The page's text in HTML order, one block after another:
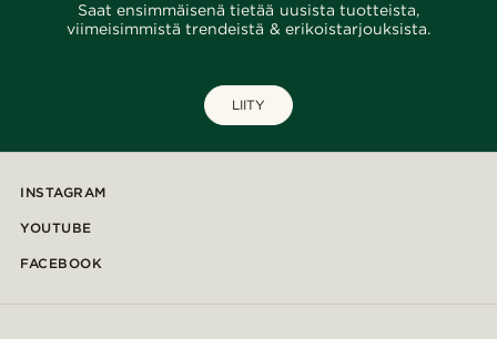
Saat ensimmäisenä tietää uusista tuotteista,
viimeisimmistä trendeistä & erikoistarjouksista.
LIITY
INSTAGRAM
YOUTUBE
FACEBOOK